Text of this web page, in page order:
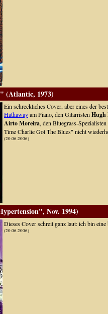
(Atlantic, 1973)
Ein schreckliches Cover, aber eines der
Hathawayam Piano, den Gitarristen Hugh
Airto Moreira, den Bluegrass-Spezialisten
Time Charlie Got The Blues" nicht
(20.06.2006)
Nov. 1994)
Dieses Cover schreit ganz laut: ich bin
(20.06.2006)